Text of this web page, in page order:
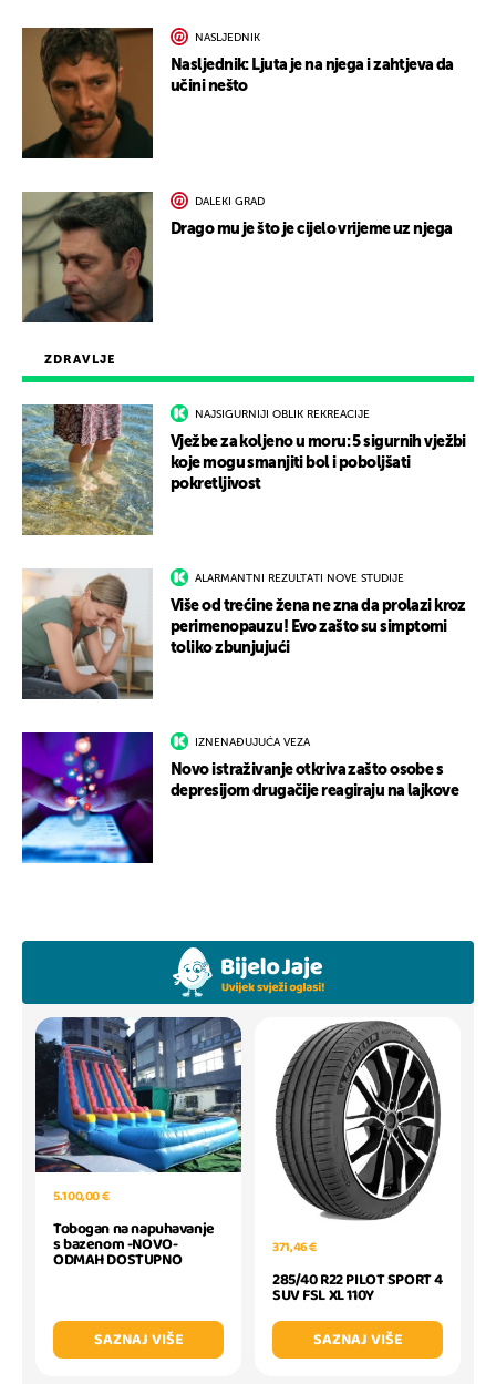
ZDRAVLJE
NAJSIGURNIJI OBLIK REKREACIJE
Vježbe za koljeno u moru: 5 sigurnih vježbi
koje mogu smanjiti bol i poboljšati
pokretljivost
ALARMANTNI REZULTATI NOVE STUDIJE
Više od trećine žena ne zna da prolazi kroz
perimenopauzu! Evo zašto su simptomi
toliko zbunjujući
IZNENAĐUJUĆA VEZA
Novo istraživanje otkriva zašto osobe s
depresijom drugačije reagiraju na lajkove
NASLJEDNIK
Nasljednik: Ljuta je na njega i zahtjeva da
učini nešto
DALEKI GRAD
Drago mu je što je cijelo vrijeme uz njega
5.100,00 €
Tobogan na napuhavanje
s bazenom -NOVO-
ODMAH DOSTUPNO
SAZNAJ VIŠE
371,46 €
285/40 R22 PILOT SPORT 4
SUV FSL XL 110Y
SAZNAJ VIŠE